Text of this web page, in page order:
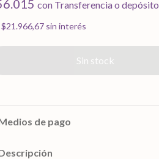
con Transferencia o depósito
$21.966,67 sin interés
de pago